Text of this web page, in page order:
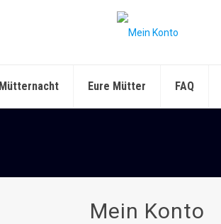
Mütternacht Eure Mütter FAQ
Mein Konto